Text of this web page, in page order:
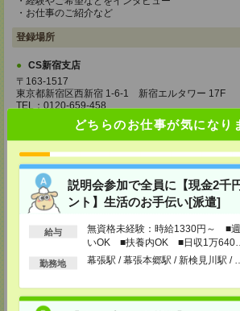
どちらのお仕事が気になり
説明会参加で全員に【現金2千
ント】生活のお手伝い[派遣]
給与
無資格未経験：時給1330円～ ■
いOK ■扶養内OK ■日収1万640円
以上
勤務地 幕張駅 / 幕張本郷駅 / 新検見川駅 / …
・お仕事のご紹介など
登録場所
CS新宿支店
〒163-1517
東京都新宿区西新宿 1-6-1 新宿エルタワー 17F
TEL：0120-659-458
CS_SHINJUKU@manpowergroup.jp
担当：採用担当
CS立川支店
〒190-0012
東京都立川市曙町2-34-7 ファーレイーストビル
TEL：0120-659-460
MAIL：CS_TACHIKAWA@manpowergroup.jp
〒220-8136
神奈川県横浜市西区みなとみらい 2-2-1 横浜ラン
MAIL：CS_YOKOHAMA@manpowergroup.jp
担当：採用担当